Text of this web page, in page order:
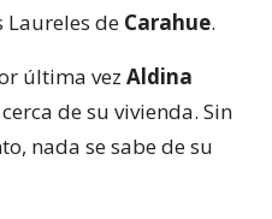
Laureles de Carahue.
última vez Aldina
de su vivienda. Sin
nada se sabe de su